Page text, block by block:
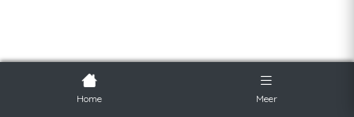
Home Meer